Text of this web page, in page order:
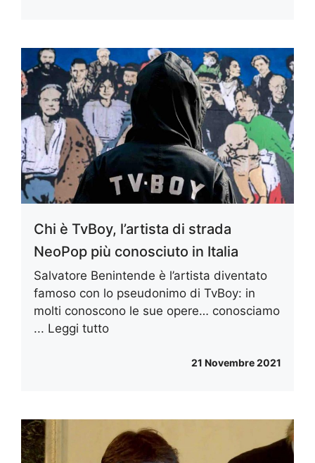
Chi è TvBoy, l’artista di strada
NeoPop più conosciuto in Italia
Salvatore Benintende è l’artista diventato
famoso con lo pseudonimo di TvBoy: in
molti conoscono le sue opere… conosciamo
... Leggi tutto
21 Novembre 2021